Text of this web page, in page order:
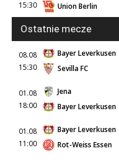
15:30
Union Berlin
Ostatnie mecze
08.08
15:30
Bayer Leverkusen
Sevilla FC
01.08
18:00
Jena
Bayer Leverkusen
01.08
11:00
Bayer Leverkusen
Rot-Weiss Essen